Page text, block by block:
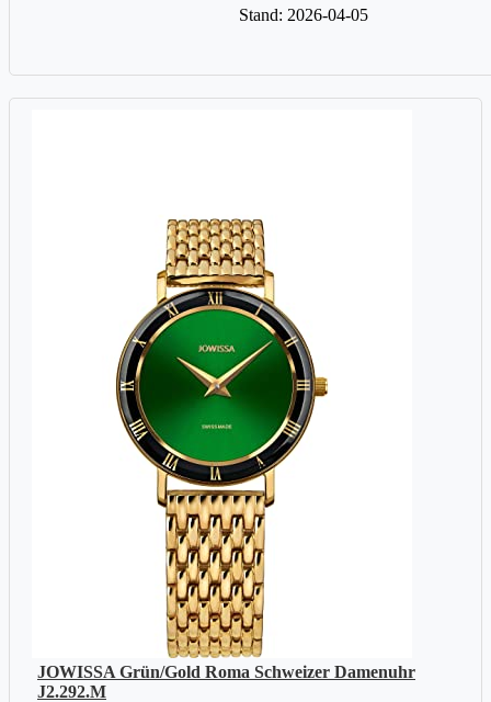
Stand: 2026-04-05
JOWISSA Grün/Gold Roma Schweizer Damenuhr
J2.292.M